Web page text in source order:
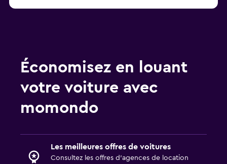
Économisez en louant
votre voiture avec
momondo
Les meilleures offres de voitures
Consultez les offres d’agences de location